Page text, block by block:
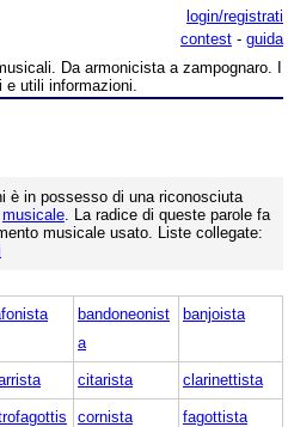
login/registrati
contest - guida
Da armonicista a zampognaro. I
e utili informazioni.
è in possesso di una riconosciuta
musicale . La radice di queste parole fa
musicale usato. Liste collegate:
bandoneonist
a
banjoista
citarista clarinettista
cornista fagottista